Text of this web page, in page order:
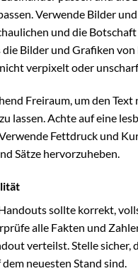
Verwende Bilder
und die
die Bilder und Grafiken
verpixelt oder
Freiraum, um den Text
lassen. Achte auf eine
Fettdruck und
Sätze hervorzuheben.
sollte korrekt,
alle Fakten und
verteilst. Stelle sicher,
neuesten Stand sind.